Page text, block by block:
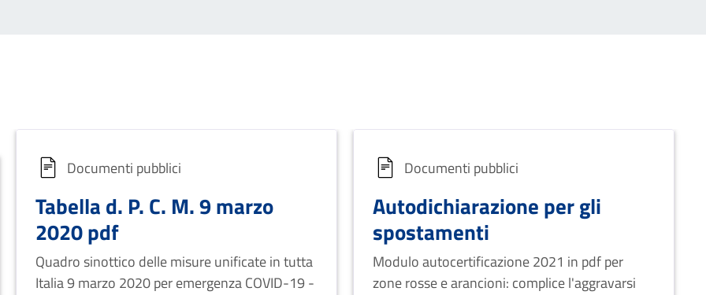
Documenti pubblici
Tabella d. P. C. M. 9 marzo
2020 pdf
Quadro sinottico delle misure unificate in tutta
Italia 9 marzo 2020 per emergenza COVID-19 -
Documenti pubblici
Autodichiarazione per gli
spostamenti
Modulo autocertificazione 2021 in pdf per
zone rosse e arancioni: complice l'aggravarsi